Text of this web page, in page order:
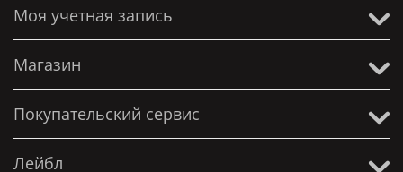
Моя учетная запись
Магазин
Покупательский сервис
Лейбл